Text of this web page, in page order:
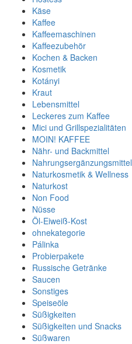
Käse
Kaffee
Kaffeemaschinen
Kaffeezubehör
Kochen & Backen
Kosmetik
Kotányi
Kraut
Lebensmittel
Leckeres zum Kaffee
Mici und Grillspezialitäten
MOIN! KAFFEE
Nähr- und Backmittel
Nahrungsergänzungsmittel
Naturkosmetik & Wellness
Naturkost
Non Food
Nüsse
Öl-Eiweiß-Kost
ohnekategorie
Pálinka
Probierpakete
Russische Getränke
Saucen
Sonstiges
Speiseöle
Süßigkeiten
Süßigkeiten und Snacks
Süßwaren